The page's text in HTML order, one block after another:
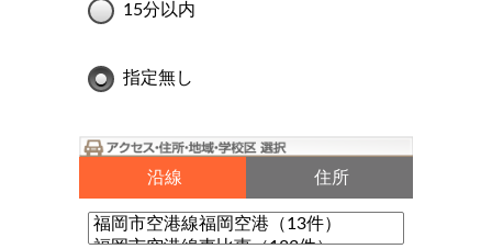
15分以内
指定無し
沿線 住所